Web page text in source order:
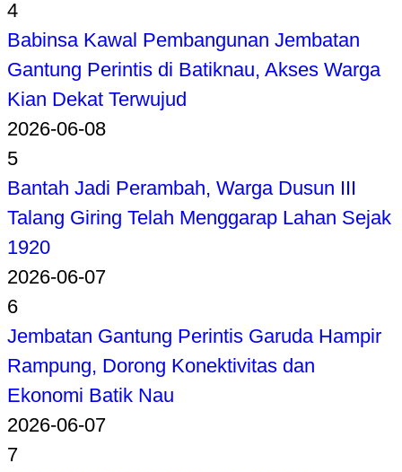
4
Babinsa Kawal Pembangunan Jembatan
Gantung Perintis di Batiknau, Akses Warga
Kian Dekat Terwujud
2026-06-08
5
Bantah Jadi Perambah, Warga Dusun III
Talang Giring Telah Menggarap Lahan Sejak
1920
2026-06-07
6
Jembatan Gantung Perintis Garuda Hampir
Rampung, Dorong Konektivitas dan
Ekonomi Batik Nau
2026-06-07
7